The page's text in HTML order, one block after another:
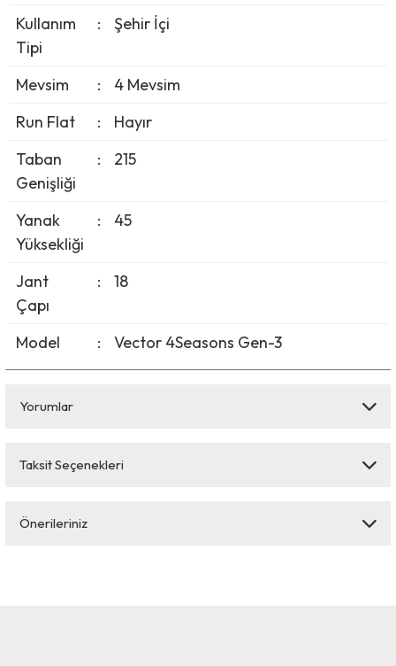
Kullanım
Tipi
: Şehir İçi
Mevsim :
4 Mevsim
Run Flat
:
Hayır
Taban
Genişliği
: 215
Yanak
Yüksekliği
: 45
Jant
Çapı
: 18
Model : Vector 4Seasons Gen-3
Yorumlar
Bu ürüne ilk yorumu siz yapın!
Taksit Seçenekleri
Önerileriniz